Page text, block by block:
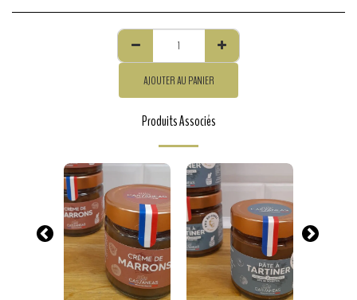
AJOUTER AU PANIER
Produits Associés